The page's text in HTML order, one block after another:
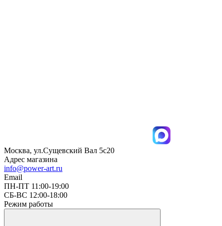
Москва, ул.Сущевский Вал 5с20
Адрес магазина
info@power-art.ru
Email
ПН-ПТ 11:00-19:00
СБ-ВС 12:00-18:00
Режим работы